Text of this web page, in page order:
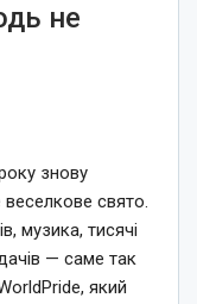
не
знову
веселкове свято.
музика, тисячі
— саме так
який